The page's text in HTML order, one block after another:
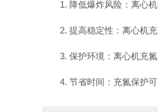
1. 降低爆炸风险：离心机
2. 提高稳定性：离心机充
3. 保护环境：离心机充氮
4. 节省时间：充氮保护可